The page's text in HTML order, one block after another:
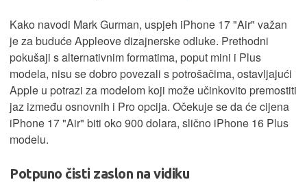
Kako navodi Mark Gurman, uspjeh iPhone 17 "Air" važan
je za buduće Appleove dizajnerske odluke. Prethodni
pokušaji s alternativnim formatima, poput mini i Plus
modela, nisu se dobro povezali s potrošačima, ostavljajući
Apple u potrazi za modelom koji može učinkovito premostiti
jaz između osnovnih i Pro opcija. Očekuje se da će cijena
iPhone 17 "Air" biti oko 900 dolara, slično iPhone 16 Plus
modelu.
Potpuno čisti zaslon na vidiku